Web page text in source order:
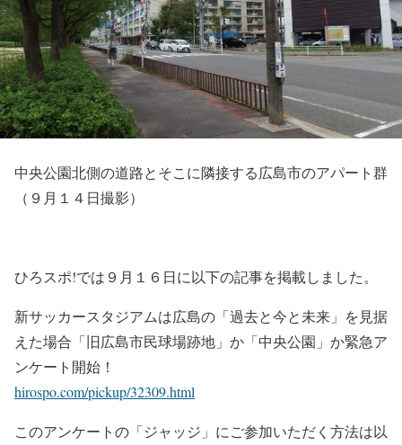
中央公園北側の道路とそこに隣接する広島市のアパート群
（９月１４日撮影）
ひろスポ!では９月１６日に以下の記事を掲載しました。
新サッカースタジアムは広島の「過去と今と未来」を見据
えた場合「旧広島市民球場跡地」か「中央公園」か緊急ア
ンケート開始！
hirospo.com/pickup/32309.html
このアンケートの「ジャッジ」にご参加いただく方法は以